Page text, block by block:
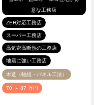
意な工務店
ZEH対応工務店
スーパー工務店
高気密高断熱の工務店
地震に強い工務店
木造（軸組・パネル工法）
70 ～ 87 万円